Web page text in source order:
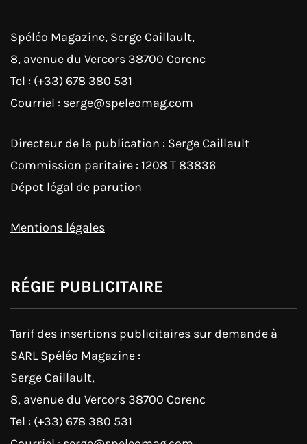
Spéléo Magazine, Serge Caillault,
8, avenue du Vercors 38700 Corenc
Tel : (+33) 678 380 531
Courriel : serge@speleomag.com
Directeur de la publication : Serge Caillault
Commission paritaire : 1208 T 83836
Dépot légal de parution
Mentions légales
RÉGIE PUBLICITAIRE
Tarif des insertions publicitaires sur demande à
SARL Spéléo Magazine :
Serge Caillault,
8, avenue du Vercors 38700 Corenc
Tel : (+33) 678 380 531